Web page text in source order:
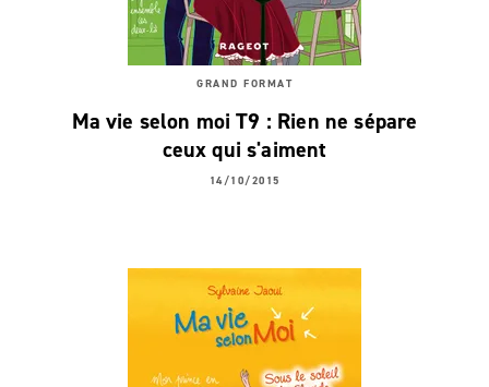
GRAND FORMAT
Ma vie selon moi T9 : Rien ne sépare
ceux qui s'aiment
14/10/2015